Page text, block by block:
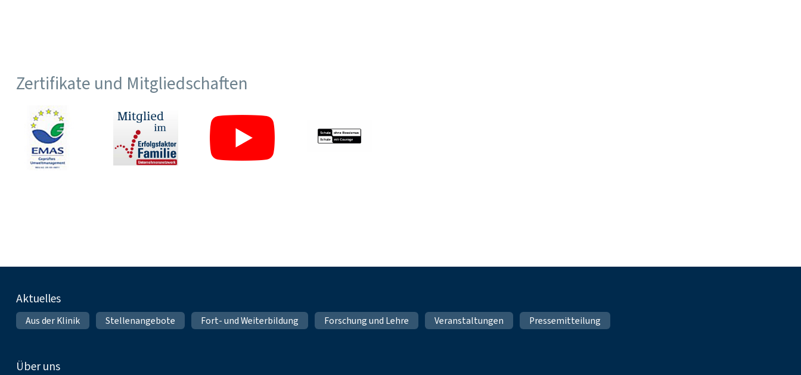
Zertifikate und Mitgliedschaften
Fußnavigation
Aktuelles
Aus der Klinik Stellenangebote Fort- und Weiterbildung Forschung und Lehre Veranstaltungen Pressemitteilung
Über uns